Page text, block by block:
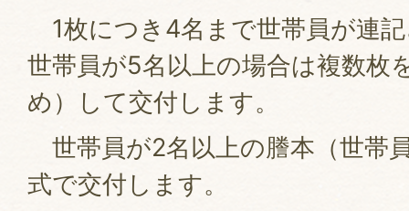
1枚につき4名まで世帯員が連
世帯員が5名以上の場合は複数枚
め）して交付します。
世帯員が2名以上の謄本（世帯
式で交付します。